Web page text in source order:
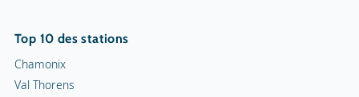
Top 10 des stations
Chamonix
Val Thorens